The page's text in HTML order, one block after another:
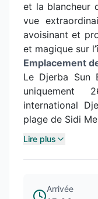
et la blancheur
vue
avoisinant et
et magique sur
Emplacement
Le Djerba Sun
uniquement
international
plage de Sidi
Lire plus
Arrivée